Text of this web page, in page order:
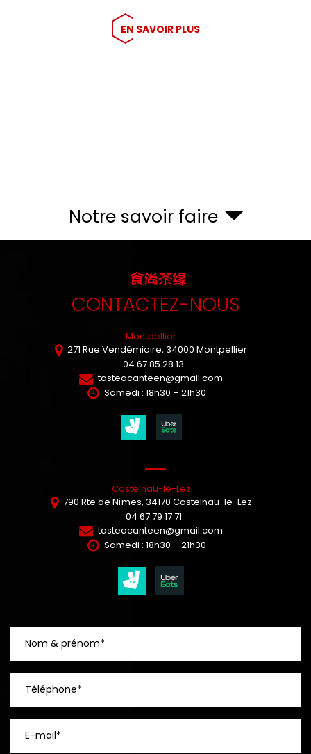
EN SAVOIR PLUS
Notre savoir faire
CONTACTEZ-NOUS
Montpellier
271 Rue Vendémiaire, 34000 Montpellier
04 67 85 28 13
tasteacanteen@gmail.com
Samedi : 18h30 – 21h30
Castelnau-le-Lez
790 Rte de Nîmes, 34170 Castelnau-le-Lez
04 67 79 17 71
tasteacanteen@gmail.com
Samedi : 18h30 – 21h30